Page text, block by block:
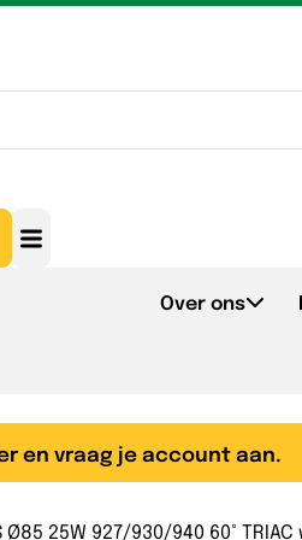
Over ons
en vraag je account aan.
Ø85 25W 927/930/940 60°